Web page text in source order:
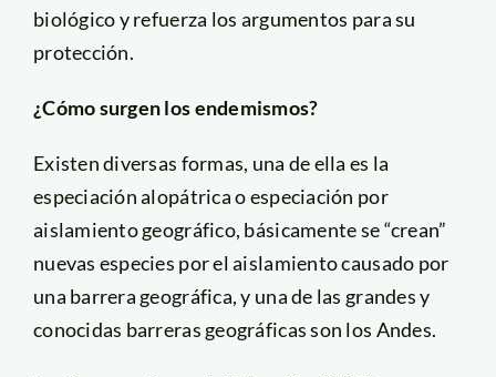
biológico y refuerza los argumentos para su
protección.
¿Cómo surgen los endemismos?
Existen diversas formas, una de ella es la
especiación alopátrica o especiación por
aislamiento geográfico, básicamente se “crean”
nuevas especies por el aislamiento causado por
una barrera geográfica, y una de las grandes y
conocidas barreras geográficas son los Andes.